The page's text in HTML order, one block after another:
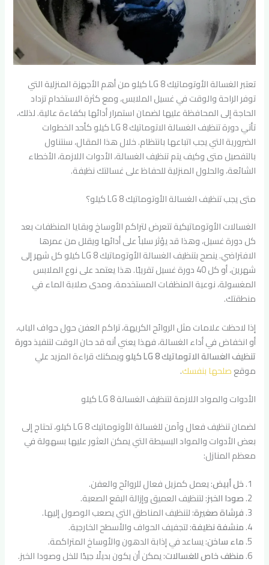
تعتبر الغسالة الأوتوماتيك LG 8 كيلو من أهم الأجهزة المنزلية التي
توفر الراحة والوقت في غسيل الملابس، ومع كثرة الاستخدام تزداد
الحاجة إلى المحافظة عليها لضمان استمرار أدائها بكفاءة عالية. لذلك،
تأتي دورة تنظيف الغسالة الاتوماتيك LG 8 كيلو كأحد الخطوات
الضرورية التي يجب اتباعها بانتظام. خلال هذا المقال، سنتناول
بالتفصيل متى وكيف يتم تنظيف الغسالة، الأدوات اللازمة، الأخطاء
الشائعة، والحلول المنزلية للحفاظ على غسالتك نظيفة.
متى يجب تنظيف الغسالة الأوتوماتيك LG 8 كيلو؟
الغسالات الأوتوماتيكية تتعرض لتراكم الأوساخ وبقايا المنظفات بعد
كل دورة غسيل، وهذا قد يؤثر سلباً على أدائها ويقلل من عمرها
الافتراضي. ينصح بتنظيف الغسالة الأوتوماتيك LG 8 كيلو كل شهر إلى
شهرين، أو كل 40 دورة غسيل تقريبًا. هذا يعتمد على نوع الملابس
المغسولة، نوعية المنظفات المستخدمة، ومدى صلابة الماء في
منطقتك.
إذا لاحظت علامات مثل الروائح الكريهة، تراكم العفن حول حواف الباب،
أو انخفاض في أداء الغسالة، فهذا يعني أنه قد حان الوقت لتنفيذدورة
تنظيف الغسالة الاتوماتيك LG 8 كيلو
ويمكنك قراءة المزيد علي
موقعصلحها بنفسك.
الأدوات والمواد اللازمة لتنظيف الغسالة LG 8 كيلو
لضمان تنظيف فعال وآمن للغسالة الأوتوماتيك LG 8 كيلو، تحتاج إلى
بعض الأدوات والمواد البسيطة التي يمكن العثور عليها بسهولة في
معظم المنازل:
خل أبيض: يعمل كمزيل فعال للروائح والعفن.
صودا الخبز: لتنظيف العميق وإزالة البقع الصعبة.
فرشاة صغيرة: لتنظيف المناطق التي يصعب الوصول إليها.
منشفة نظيفة: لتجفيف الحواف والأسطح الخارجية.
ماء ساخن: يساعد في إذابة الدهون والأوساخ المتراكمة.
منظف خاص للغسالات: يمكن أن يكون بديلًا جيدًا للخل وصودا الخبز.